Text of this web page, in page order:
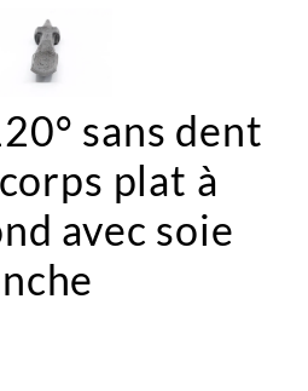
sans dent
plat à
avec soie